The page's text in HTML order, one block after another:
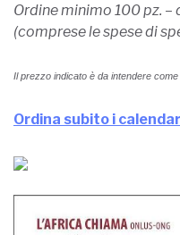
Ordine minimo 100 pz.
(comprese le spese di
Il prezzo indicato è da intendere come
Ordina subito i